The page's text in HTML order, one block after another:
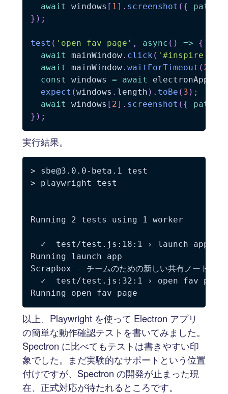
await
windows [ 1] . screenshot ( { path
} ) ;
test ( 'open fav page' , async ( ) =>
{
await
mainWindow. click ( '#inspire >
await
mainWindow. waitForTimeout ( 2000
const
windows = await electronApp
expect (windows . length ) . toBe ( 3 ) ;
await
windows [ 2] . screenshot ( { path
} ) ;
実行結果。
> sbe@3.0.0-beta.1 test
> playwright test
Running 2 tests using 1 worker
✓  test/test.js:18:1 › launch app
Running launch app
Scrapbox - チームのための新しい共有ノート
✓  test/test.js:32:1 › open fav page
以上、Playwright を使って Electron アプリ
の簡単な動作確認テストを書いてみました。
Spectron に比べてもテストは書きやすい印
象でした。まだ実験的なサポートという位置
付けですが、Spectron の開発が止まった現
在、正式対応が待たれるところです。